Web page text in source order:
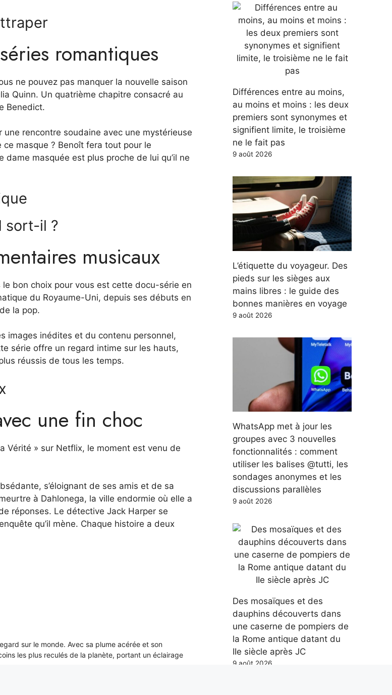
romantiques
ne pouvez pas manquer la nouvelle saison
Quinn. Un quatrième chapitre consacré au
Benedict.
rencontre soudaine avec une mystérieuse
ce masque ? Benoît fera tout pour le
masquée est plus proche de lui qu’il ne
sort-il ?
musicaux
bon choix pour vous est cette docu-série en
du Royaume-Uni, depuis ses débuts en
la pop.
images inédites et du contenu personnel,
série offre un regard intime sur les hauts,
réussis de tous les temps.
une fin choc
Vérité » sur Netflix, le moment est venu de
s’éloignant de ses amis et de sa
à Dahlonega, la ville endormie où elle a
réponses. Le détective Jack Harper se
qu’il mène. Chaque histoire a deux
sur le monde. Avec sa plume acérée et son
les plus reculés de la planète, portant un éclairage
Différences entre au moins,
au moins et moins : les deux
premiers sont synonymes et
signifient limite, le troisième
ne le fait pas
9 août 2026
L’étiquette du voyageur. Des
pieds sur les sièges aux
mains libres : le guide des
bonnes manières en voyage
9 août 2026
WhatsApp met à jour les
groupes avec 3 nouvelles
fonctionnalités : comment
utiliser les balises @tutti, les
sondages anonymes et les
discussions parallèles
9 août 2026
Des mosaïques et des
dauphins découverts dans
une caserne de pompiers de
la Rome antique datant du
IIe siècle après JC
9 août 2026